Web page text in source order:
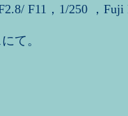
F11，1/250 ，Fuji
て。